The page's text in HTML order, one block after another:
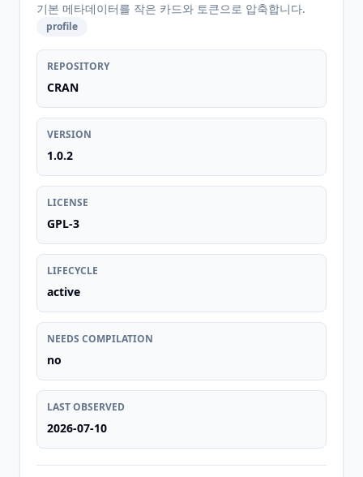
기본 메타데이터를 작은 카드와 토큰으로 압축합니다.
profile
REPOSITORY
CRAN
VERSION
1.0.2
LICENSE
GPL-3
LIFECYCLE
active
NEEDS COMPILATION
no
LAST OBSERVED
2026-07-10